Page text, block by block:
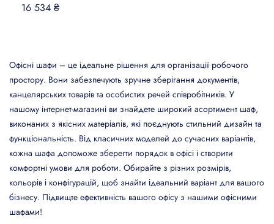
16 534 ₴
Офісні шафи – це ідеальне рішення для організації робочого
простору. Вони забезпечують зручне зберігання документів,
канцелярських товарів та особистих речей співробітників. У
нашому інтернет-магазині ви знайдете широкий асортимент шаф,
виконаних з якісних матеріалів, які поєднують стильний дизайн та
функціональність. Від класичних моделей до сучасних варіантів,
кожна шафа допоможе зберегти порядок в офісі і створити
комфортні умови для роботи. Обирайте з різних розмірів,
кольорів і конфігурацій, щоб знайти ідеальний варіант для вашого
бізнесу. Підвищте ефективність вашого офісу з нашими офісними
шафами!